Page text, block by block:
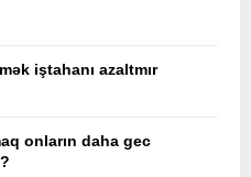
iştahanı azaltmır
onların daha gec